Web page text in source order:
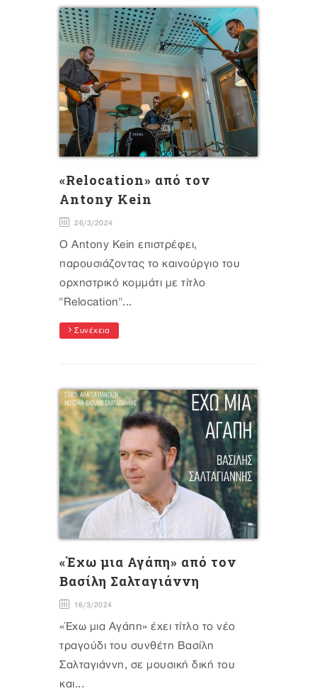
«Relocation» από τον
Antony Kein
26/3/2024
Ο Antony Kein επιστρέφει,
παρουσιάζοντας το καινούργιο του
ορχηστρικό κομμάτι με τίτλο
"Relocation"...
Συνέχεια
«Έχω μια Αγάπη» από τον
Βασίλη Σαλταγιάννη
16/3/2024
«Έχω μια Αγάπη» έχει τίτλο το νέο
τραγούδι του συνθέτη Βασίλη
Σαλταγιάννη, σε μουσική δική του
και...